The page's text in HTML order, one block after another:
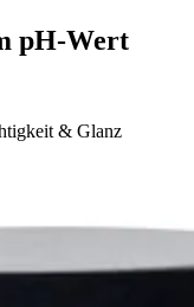
pH-Wert
& Glanz